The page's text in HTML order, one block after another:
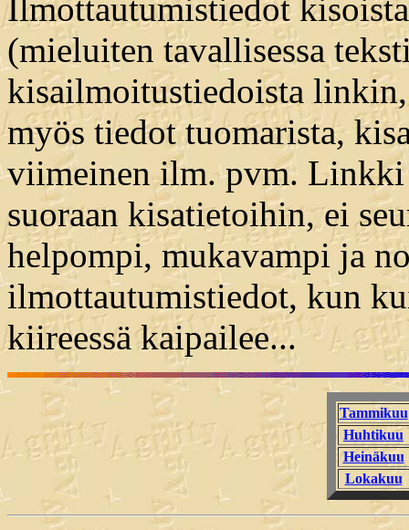
Ilmottautumistiedot
(mieluiten tavallisessa
kisailmoitustiedoista
myös tiedot tuomarista,
viimeinen ilm. pvm.
suoraan kisatietoihin, ei
helpompi, mukavampi ja
ilmottautumistiedot, kun
kiireessä kaipailee...
Tammikuu
Huhtikuu
Heinäkuu
Lokakuu